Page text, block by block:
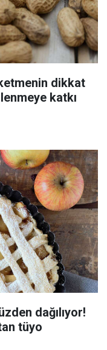
dikkat
katkı
dağılıyor!
tüyo